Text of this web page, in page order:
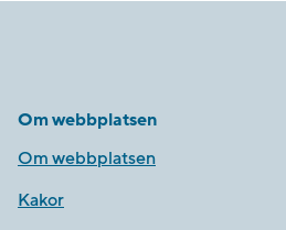
Om webbplatsen
Om webbplatsen
Kakor